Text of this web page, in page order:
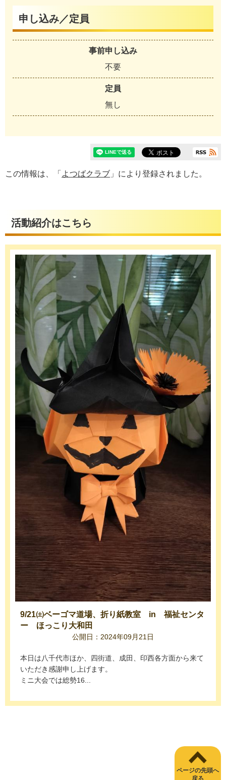
申し込み／定員
事前申し込み
不要
定員
無し
この情報は、「 よつばクラブ 」により登録されました。
活動紹介はこちら
9/21㈯ベーゴマ道場、折り紙教室 in 福祉センタ
ー ほっこり大和田
公開日：2024年09月21日
本日は八千代市ほか、四街道、成田、印西各方面から来て
いただき感謝申し上げます。
ミニ大会では総勢16...
ページの先頭へ
戻る